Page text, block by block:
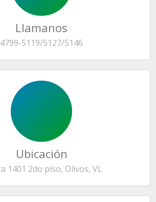
Llamanos
4799-5119/5127/5146
Ubicación
1401 2do piso, Olivos, VL